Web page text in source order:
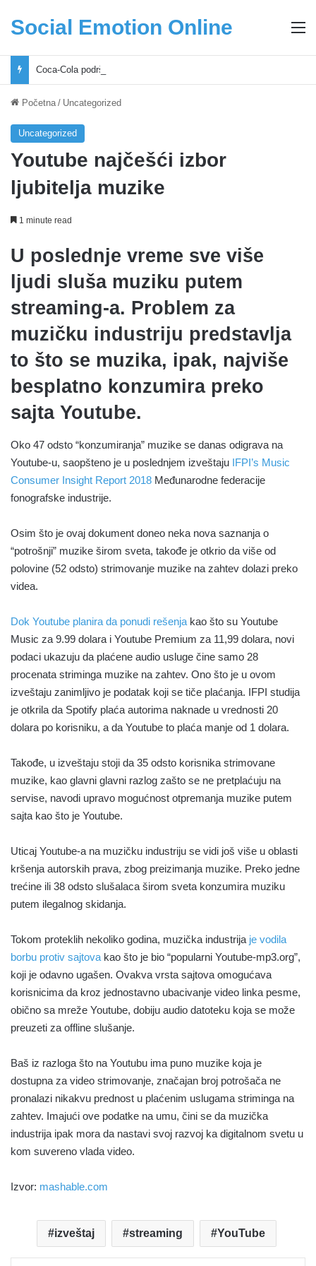
Social Emotion Online
Početna / Uncategorized
Uncategorized
Youtube najčešći izbor
ljubitelja muzike
1 minute read
U poslednje vreme sve više
ljudi sluša muziku putem
streaming-a. Problem za
muzičku industriju predstavlja
to što se muzika, ipak, najviše
besplatno konzumira preko
sajta Youtube.
Oko 47 odsto “konzumiranja” muzike se danas odigrava na
Youtube-u, saopšteno je u poslednjem izveštaju IFPI’s Music
Consumer Insight Report 2018 Međunarodne federacije
fonografske industrije.
Osim što je ovaj dokument doneo neka nova saznanja o
“potrošnji” muzike širom sveta, takođe je otkrio da više od
polovine (52 odsto) strimovanje muzike na zahtev dolazi preko
videa.
Dok Youtube planira da ponudi rešenja kao što su Youtube
Music za 9.99 dolara i Youtube Premium za 11,99 dolara, novi
podaci ukazuju da plaćene audio usluge čine samo 28
procenata striminga muzike na zahtev. Ono što je u ovom
izveštaju zanimljivo je podatak koji se tiče plaćanja. IFPI studija
je otkrila da Spotify plaća autorima naknade u vrednosti 20
dolara po korisniku, a da Youtube to plaća manje od 1 dolara.
Takođe, u izveštaju stoji da 35 odsto korisnika strimovane
muzike, kao glavni glavni razlog zašto se ne pretplaćuju na
servise, navodi upravo mogućnost otpremanja muzike putem
sajta kao što je Youtube.
Uticaj Youtube-a na muzičku industriju se vidi još više u oblasti
kršenja autorskih prava, zbog preizimanja muzike. Preko jedne
trećine ili 38 odsto slušalaca širom sveta konzumira muziku
putem ilegalnog skidanja.
Tokom proteklih nekoliko godina, muzička industrija je vodila
borbu protiv sajtova kao što je bio “popularni Youtube-mp3.org”,
koji je odavno ugašen. Ovakva vrsta sajtova omogućava
korisnicima da kroz jednostavno ubacivanje video linka pesme,
obično sa mreže Youtube, dobiju audio datoteku koja se može
preuzeti za offline slušanje.
Baš iz razloga što na Youtubu ima puno muzike koja je
dostupna za video strimovanje, značajan broj potrošača ne
pronalazi nikakvu prednost u plaćenim uslugama striminga na
zahtev. Imajući ove podatke na umu, čini se da muzička
industrija ipak mora da nastavi svoj razvoj ka digitalnom svetu u
kom suvereno vlada video.
Izvor: mashable.com
izveštaj streaming YouTube